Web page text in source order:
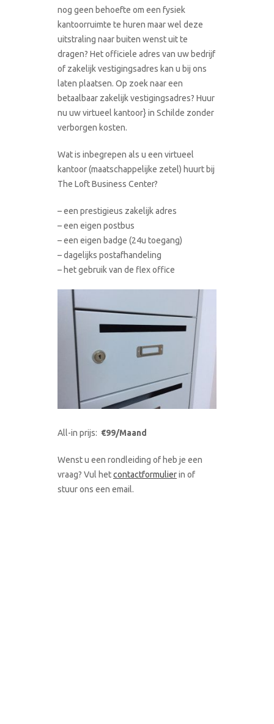
nog geen behoefte om een fysiek
kantoorruimte te huren maar wel deze
uitstraling naar buiten wenst uit te
dragen? Het officiele adres van uw bedrijf
of zakelijk vestigingsadres kan u bij ons
laten plaatsen. Op zoek naar een
betaalbaar zakelijk vestigingsadres? Huur
nu uw virtueel kantoor} in Schilde zonder
verborgen kosten.
Wat is inbegrepen als u een virtueel
kantoor (maatschappelijke zetel) huurt bij
The Loft Business Center?
– een prestigieus zakelijk adres
– een eigen postbus
– een eigen badge (24u toegang)
– dagelijks postafhandeling
– het gebruik van de flex office
All-in prijs: €99/Maand
Wenst u een rondleiding of heb je een
vraag? Vul hetcontactformulierin of
stuur ons een email.